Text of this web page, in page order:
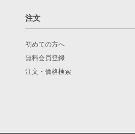
注文
初めての方へ
無料会員登録
注文・価格検索